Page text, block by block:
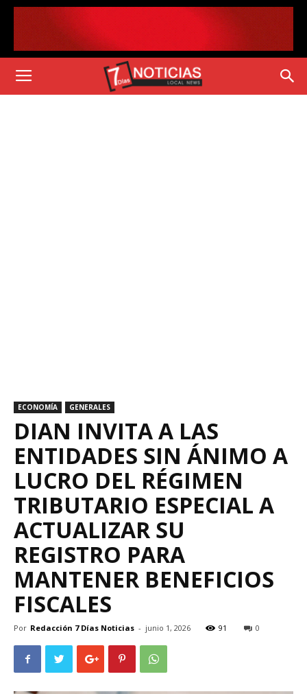
ECONOMÍA GENERALES
DIAN INVITA A LAS
ENTIDADES SIN ÁNIMO A
LUCRO DEL RÉGIMEN
TRIBUTARIO ESPECIAL A
ACTUALIZAR SU
REGISTRO PARA
MANTENER BENEFICIOS
FISCALES
Por Redacción 7 Días Noticias - junio 1, 2026 91 0